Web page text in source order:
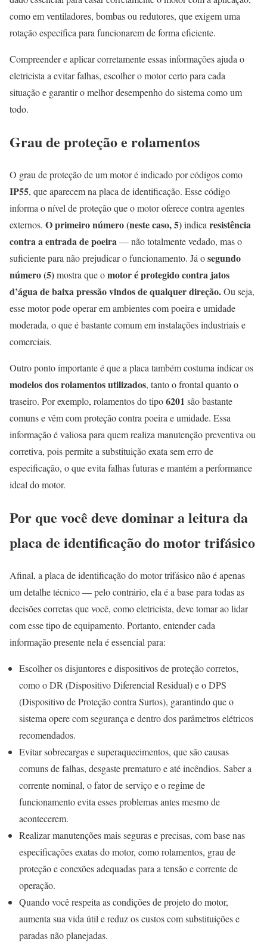
como em ventiladores, bombas ou redutores, que exigem uma
rotação específica para funcionarem de forma eficiente.
Compreender e aplicar corretamente essas informações ajuda o
eletricista a evitar falhas, escolher o motor certo para cada
situação e garantir o melhor desempenho do sistema como um
todo.
Grau de proteção e rolamentos
O grau de proteção de um motor é indicado por códigos como
IP55, que aparecem na placa de identificação. Esse código
informa o nível de proteção que o motor oferece contra agentes
externos. O primeiro número (neste caso, 5)indica resistência
contra a entrada de poeira— não totalmente vedado, mas o
suficiente para não prejudicar o funcionamento. Já osegundo
número (5)mostra que omotor é protegido contra jatos
d’água de baixa pressão vindos de qualquer direção.Ou seja,
esse motor pode operar em ambientes com poeira e umidade
moderada, o que é bastante comum em instalações industriais e
comerciais.
Outro ponto importante é que a placa também costuma indicar os
modelos dos rolamentos utilizados, tanto o frontal quanto o
traseiro. Por exemplo, rolamentos do tipo6201 são bastante
comuns e vêm com proteção contra poeira e umidade. Essa
informação é valiosa para quem realiza manutenção preventiva ou
corretiva, pois permite a substituição exata sem erro de
especificação, o que evita falhas futuras e mantém a performance
ideal do motor.
Por que você deve dominar a leitura da
placa de identificação do motor trifásico
Afinal, a placa de identificação do motor trifásico não é apenas
um detalhe técnico — pelo contrário, ela é a base para todas as
decisões corretas que você, como eletricista, deve tomar ao lidar
com esse tipo de equipamento. Portanto, entender cada
informação presente nela é essencial para:
Escolher os disjuntores e dispositivos de proteção corretos,
como o DR (Dispositivo Diferencial Residual) e o DPS
(Dispositivo de Proteção contra Surtos), garantindo que o
sistema opere com segurança e dentro dos parâmetros elétricos
recomendados.
Evitar sobrecargas e superaquecimentos, que são causas
comuns de falhas, desgaste prematuro e até incêndios. Saber a
corrente nominal, o fator de serviço e o regime de
funcionamento evita esses problemas antes mesmo de
acontecerem.
Realizar manutenções mais seguras e precisas, com base nas
especificações exatas do motor, como rolamentos, grau de
proteção e conexões adequadas para a tensão e corrente de
operação.
Quando você respeita as condições de projeto do motor,
aumenta sua vida útil e reduz os custos com substituições e
paradas não planejadas.